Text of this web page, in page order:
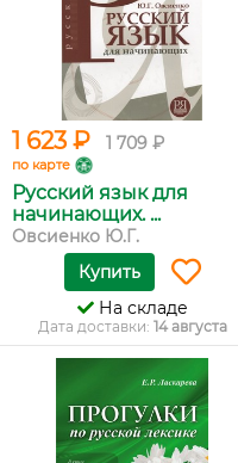
1 623 ₽ 1 709 ₽
по карте
Русский язык для
начинающих. ...
Овсиенко Ю.Г.
Купить
На складе
Дата доставки: 14 августа